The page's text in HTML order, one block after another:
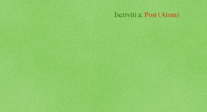
Iscriviti a:Post (Atom)